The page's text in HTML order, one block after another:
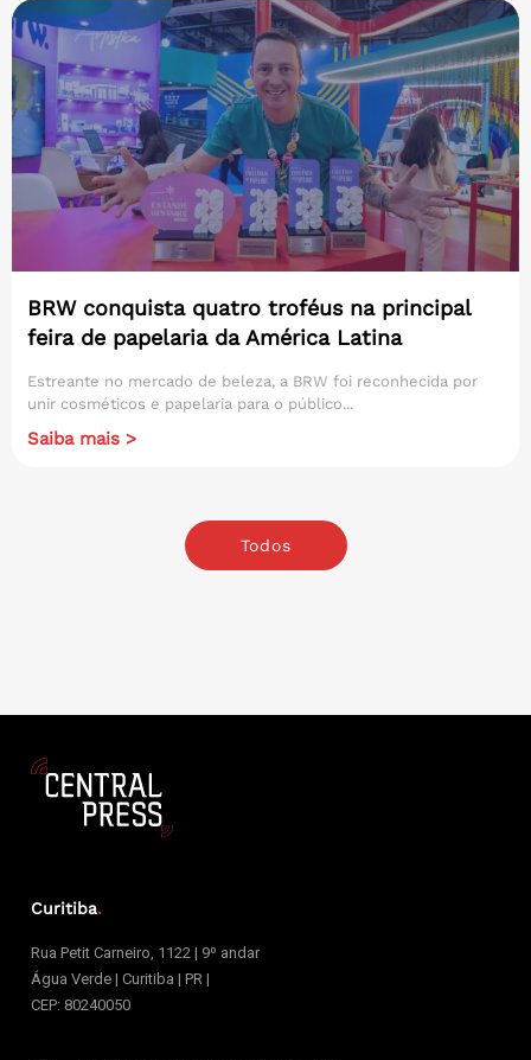
BRW conquista quatro troféus na principal
feira de papelaria da América Latina
Estreante no mercado de beleza, a BRW foi reconhecida por
unir cosméticos e papelaria para o público...
Saiba mais >
Todos
Curitiba.
Rua Petit Carneiro, 1122 | 9º andar
Água Verde | Curitiba | PR |
CEP: 80240050